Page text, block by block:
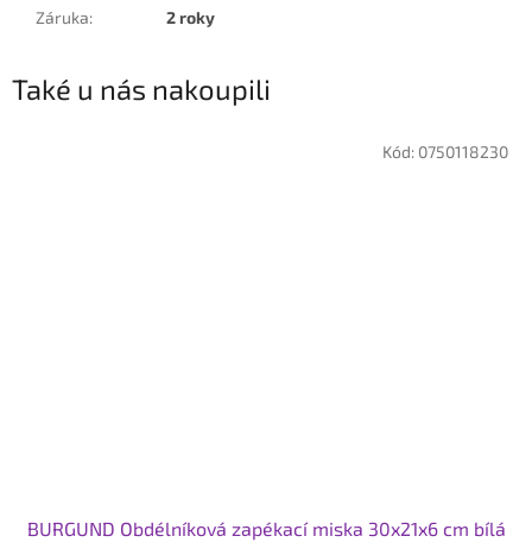
Záruka: 2 roky
Také u nás nakoupili
BURGUND Obdélníková zapékací miska 30x21x6 cm bílá
Kód: 0750118230